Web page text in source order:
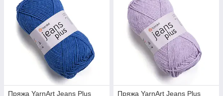
Пряжа YarnArt Jeans Plus
Пряжа YarnArt Jeans Plus